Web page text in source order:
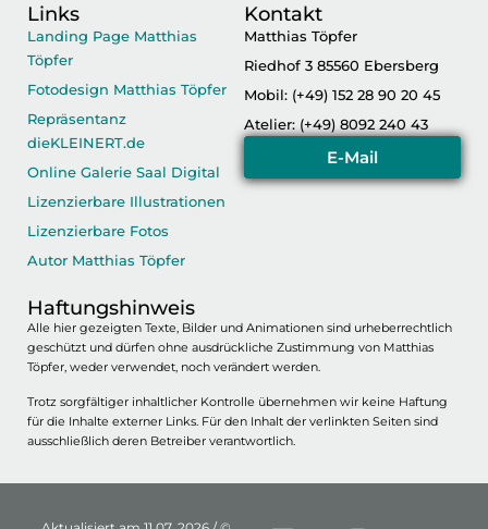
Haftungshinweis
Alle hier gezeigten Texte, Bilder und Animationen sind urheberrechtlich
geschützt und dürfen ohne ausdrückliche Zustimmung von Matthias
Töpfer, weder verwendet, noch verändert werden.
Trotz sorgfältiger inhaltlicher Kontrolle übernehmen wir keine Haftung
für die Inhalte externer Links. Für den Inhalt der verlinkten Seiten sind
ausschließlich deren Betreiber verantwortlich.
Links
Landing Page Matthias
Töpfer
Fotodesign Matthias Töpfer
Repräsentanz
dieKLEINERT.de
Online Galerie Saal Digital
Lizenzierbare Illustrationen
Lizenzierbare Fotos
Autor Matthias Töpfer
Kontakt
Matthias Töpfer
Riedhof 3 85560 Ebersberg
Mobil: (+49) 152 28 90 20 45
Atelier: (+49) 8092 240 43
E-Mail